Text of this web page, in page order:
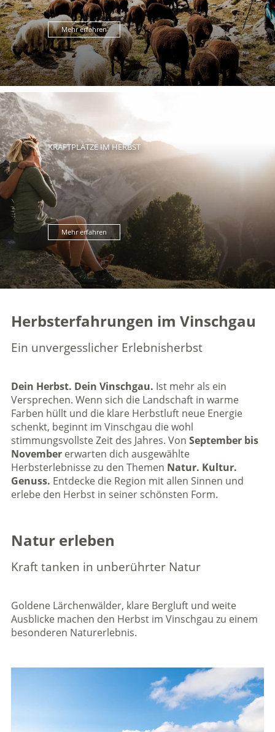
Mehr erfahren
KRAFTPLÄTZE IM HERBST
Mehr erfahren
Herbsterfahrungen im Vinschgau
Ein unvergesslicher Erlebnisherbst
Dein Herbst. Dein Vinschgau. Ist mehr als ein
Versprechen. Wenn sich die Landschaft in warme
Farben hüllt und die klare Herbstluft neue Energie
schenkt, beginnt im Vinschgau die wohl
stimmungsvollste Zeit des Jahres. Von September bis
Novembererwarten dich ausgewählte
Herbsterlebnisse zu den Themen Natur. Kultur.
Genuss. Entdecke die Region mit allen Sinnen und
erlebe den Herbst in seiner schönsten Form.
Natur erleben
Kraft tanken in unberührter Natur
Goldene Lärchenwälder, klare Bergluft und weite
Ausblicke machen den Herbst im Vinschgau zu einem
besonderen Naturerlebnis.